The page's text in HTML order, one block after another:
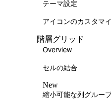
テーマ設定
アイコンのカスタマ
階層グリッド
Overview
セルの結合
New
縮小可能な列グルー